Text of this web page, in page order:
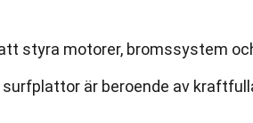
styra motorer, bromssystem
är beroende av